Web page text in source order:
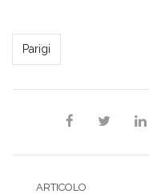
Silvia Bernardi
Parigi
ARTICOLO